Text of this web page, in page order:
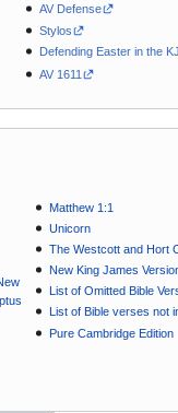
AV Defense
Stylos
Defending Easter in the
AV 1611
Matthew 1:1
Unicorn
The Westcott and Hort
New King James
List of Omitted Bible
List of Bible verses not
Pure Cambridge Edition